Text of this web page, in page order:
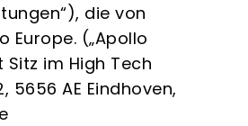
die von
Europe. („Apollo
Sitz im High Tech
5656 AE Eindhoven,